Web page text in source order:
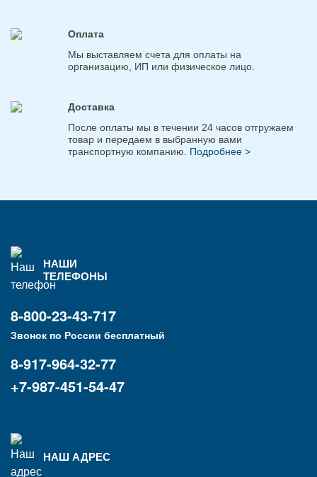
Оплата
Мы выставляем счета для оплаты на
организацию, ИП или физическое лицо.
Доставка
После оплаты мы в течении 24 часов отгружаем
товар и передаем в выбранную вами
транспортную компанию. Подробнее >
НАШИ
ТЕЛЕФОНЫ
8-800-23-43-717
Звонок по России бесплатный
8-917-964-32-77
+7-987-451-54-47
НАШ АДРЕС